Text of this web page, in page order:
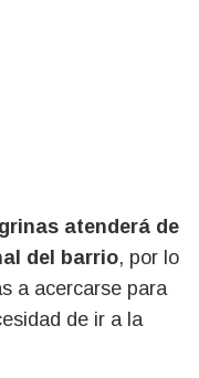
atenderá de
del barrio, por lo
a acercarse para
de ir a la